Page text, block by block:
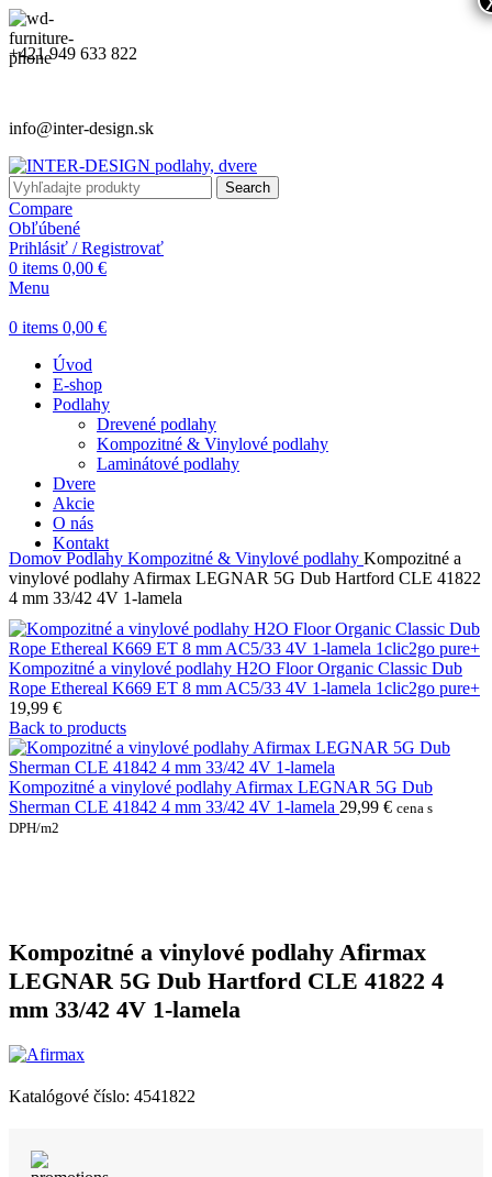
+421 949 633 822
info@inter-design.sk
Search
Compare
Obľúbené
Prihlásiť / Registrovať
0 items 0,00 €
Menu
0 items 0,00 €
Úvod
E-shop
Podlahy
Drevené podlahy
Kompozitné & Vinylové podlahy
Laminátové podlahy
Dvere
Akcie
O nás
Kontakt
Domov Podlahy Kompozitné & Vinylové podlahy Kompozitné a
vinylové podlahy Afirmax LEGNAR 5G Dub Hartford CLE 41822
4 mm 33/42 4V 1-lamela
Kompozitné a vinylové podlahy H2O Floor Organic Classic Dub
Rope Ethereal K669 ET 8 mm AC5/33 4V 1-lamela 1clic2go pure+
19,99 €
Back to products
Kompozitné a vinylové podlahy Afirmax LEGNAR 5G Dub
Sherman CLE 41842 4 mm 33/42 4V 1-lamela 29,99 € cena s
DPH/m2
Kompozitné a vinylové podlahy Afirmax
LEGNAR 5G Dub Hartford CLE 41822 4
mm 33/42 4V 1-lamela
Katalógové číslo: 4541822